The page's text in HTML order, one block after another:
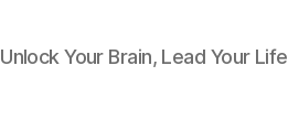
Unlock Your Brain, Lead Your Life